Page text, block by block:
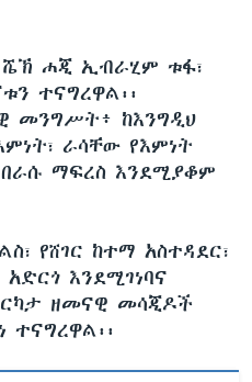
ሐጂ ኢብራሂም ቱፋ፣
ተናግረዋል፡፡
መንግሥት፥ ከእንግዲህ
ራሳቸው የእምነት
ማፍረስ እንደሚያቆም
የሸገር ከተማ አስተዳደር፣
እንደሚገነባና
ዘመናዊ መሳጂዶች
ተናግረዋል፡፡